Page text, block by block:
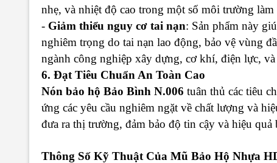
nhẹ, và nhiệt độ cao trong một số môi trường làm
- Giảm thiểu nguy cơ tai nạn: Sản phẩm này
nghiêm trọng do tai nạn lao động, bảo vệ vùng
ngành công nghiệp xây dựng, cơ khí, điện lực,
6. Đạt Tiêu Chuẩn An Toàn Cao
Nón bảo hộ Bảo Bình N.006 tuân thủ các tiêu
ứng các yêu cầu nghiêm ngặt về chất lượng và
đưa ra thị trường, đảm bảo độ tin cậy và hiệu
Thông Số Kỹ Thuật Của Mũ Bảo Hộ Nhựa